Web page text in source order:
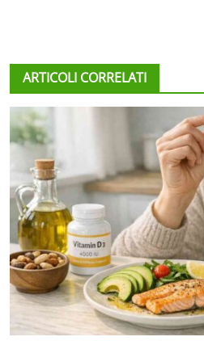
ARTICOLI CORRELATI